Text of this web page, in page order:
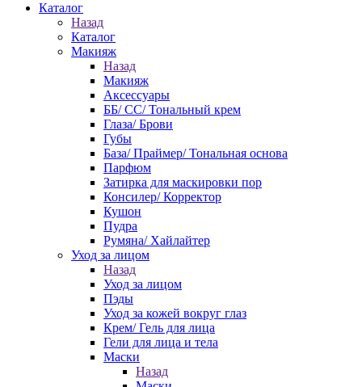
Каталог
Назад
Каталог
Макияж
Назад
Макияж
Аксессуары
ББ/ СС/ Тональный крем
Глаза/ Брови
Губы
База/ Праймер/ Тональная основа
Парфюм
Затирка для маскировки пор
Консилер/ Корректор
Кушон
Пудра
Румяна/ Хайлайтер
Уход за лицом
Назад
Уход за лицом
Пэды
Уход за кожей вокруг глаз
Крем/ Гель для лица
Гели для лица и тела
Маски
Назад